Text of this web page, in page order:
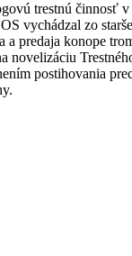
trestnú činnosť
vychádzal zo
a predaja konope
novelizáciu
postihovania